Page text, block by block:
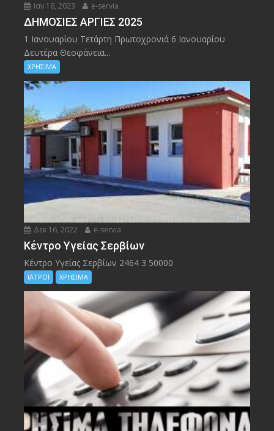
Ιαν 16, 2023 e-servia
ΔΗΜΟΣΙΕΣ ΑΡΓΙΕΣ 2025
1 Ιανουαρίου Τετάρτη Πρωτοχρονιά 6 Ιανουαρίου
Δευτέρα Θεοφάνεια...
ΧΡΗΣΙΜΑ
Δεκ 16, 2022 e-servia
Kέντρο Υγείας Σερβίων
Kέντρο Υγείας Σερβίων 2464 3 50000
ΙΑΤΡΟΙ ΧΡΗΣΙΜΑ